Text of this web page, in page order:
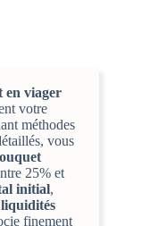
en viager
votre
méthodes
vous
25% et
initial,
liquidités
finement